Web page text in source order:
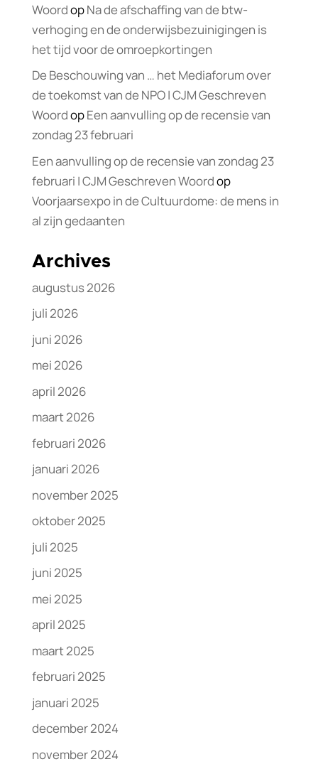
WoordopNa de afschaffing van de btw-
verhoging en de onderwijsbezuinigingen is
het tijd voor de omroepkortingen
De Beschouwing van … het Mediaforum over
de toekomst van de NPO | CJM Geschreven
WoordopEen aanvulling op de recensie van
zondag 23 februari
Een aanvulling op de recensie van zondag 23
februari | CJM Geschreven Woordop
Voorjaarsexpo in de Cultuurdome: de mens in
al zijn gedaanten
Archives
augustus 2026
juli 2026
juni 2026
mei 2026
april 2026
maart 2026
februari 2026
januari 2026
november 2025
oktober 2025
juli 2025
juni 2025
mei 2025
april 2025
maart 2025
februari 2025
januari 2025
december 2024
november 2024